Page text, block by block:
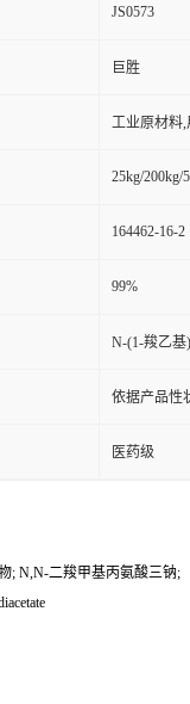
JS0573
巨胜
工业原材料
25kg/200kg/
164462-16-2
99%
N-(1-羧乙
依据产品性
医药级
; N,N-二羧甲基丙氨酸三钠;